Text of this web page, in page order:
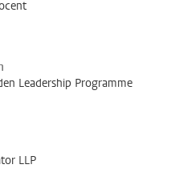
Leadership Programme
LLP